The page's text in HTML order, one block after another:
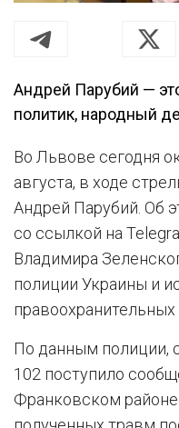
Андрей Парубий —
политик, народный
Во Львове сегодня
августа, в ходе
Андрей Парубий. Об
со ссылкой на
Владимира
полиции Украины и
правоохранительных
По данным полиции,
102 поступило
Франковском